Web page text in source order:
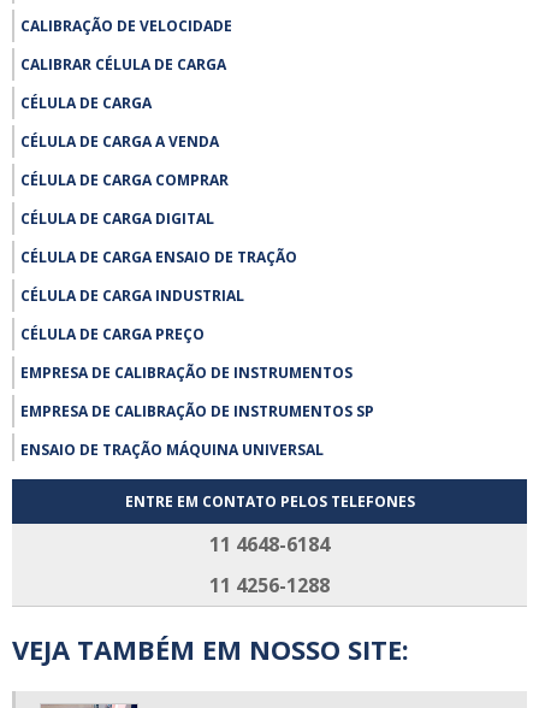
CALIBRAÇÃO DE VELOCIDADE
CALIBRAR CÉLULA DE CARGA
CÉLULA DE CARGA
CÉLULA DE CARGA A VENDA
CÉLULA DE CARGA COMPRAR
CÉLULA DE CARGA DIGITAL
CÉLULA DE CARGA ENSAIO DE TRAÇÃO
CÉLULA DE CARGA INDUSTRIAL
CÉLULA DE CARGA PREÇO
EMPRESA DE CALIBRAÇÃO DE INSTRUMENTOS
EMPRESA DE CALIBRAÇÃO DE INSTRUMENTOS SP
ENSAIO DE TRAÇÃO MÁQUINA UNIVERSAL
EXTENSÔMETRO PREÇO
FORNECEDOR CÉLULA DE CARGA
LABORATÓRIO DE CALIBRAÇÃO RBC
ENTRE EM CONTATO PELOS TELEFONES
11 4648-6184
11 4256-1288
VEJA TAMBÉM EM NOSSO SITE: